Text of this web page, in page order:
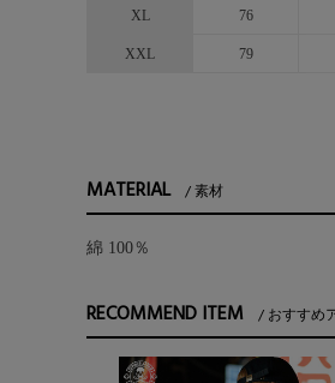
XL 76
XXL 79
MATERIAL 素材
綿 100％
RECOMMEND ITEM おすすめ